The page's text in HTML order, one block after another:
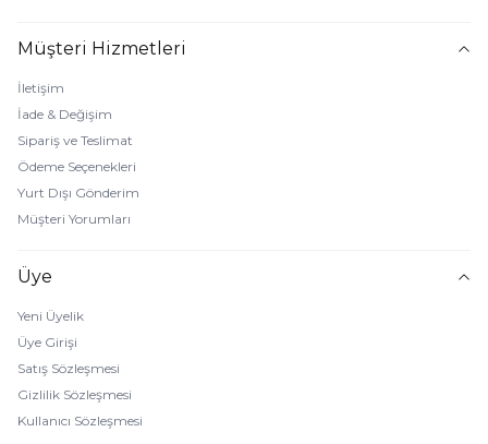
Müşteri Hizmetleri
İletişim
İade & Değişim
Sipariş ve Teslimat
Ödeme Seçenekleri
Yurt Dışı Gönderim
Müşteri Yorumları
Üye
Yeni Üyelik
Üye Girişi
Satış Sözleşmesi
Gizlilik Sözleşmesi
Kullanıcı Sözleşmesi